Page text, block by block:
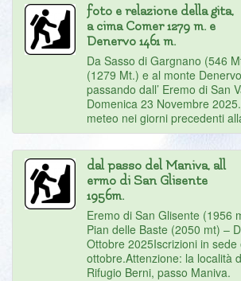
foto e relazione della gita,
a cima Comer 1279 m. e
Denervo 1461 m.
Da Sasso di Gargnano (546
(1279 Mt.) e al monte
passando dall’ Eremo di San
Domenica 23 Novembre
meteo nei giorni precedenti
dal passo del Maniva, all
ermo di San Glisente
1956m.
Eremo di San Glisente (1956
Pian delle Baste (2050 mt) –
Ottobre 2025Iscrizioni in
ottobre.Attenzione: la località
Rifugio Berni, passo Maniva.